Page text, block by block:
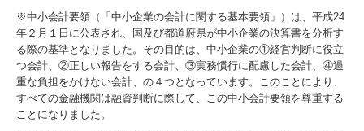
※中小会計要領（「中小企業の会計に関する基本要領」）は、平成24
年２月１日に公表され、国及び都道府県が中小企業の決算書を分析す
る際の基準となりました。その目的は、中小企業の①経営判断に役立
つ会計、②正しい報告をする会計、③実務慣行に配慮した会計、④過
重な負担をかけない会計、の４つとなっています。このことにより、
すべての金融機関は融資判断に際して、この中小会計要領を尊重する
ことになりました。